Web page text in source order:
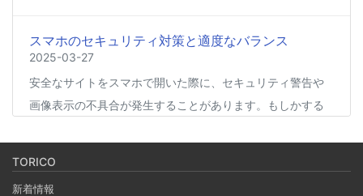
スマホのセキュリティ対策と適度なバランス
2025-03-27
安全なサイトをスマホで開いた際に、セキュリティ警告や
画像表示の不具合が発生することがあります。もしかする
ィ対策とその影響について簡単にご紹介します。
TORICO
新着情報